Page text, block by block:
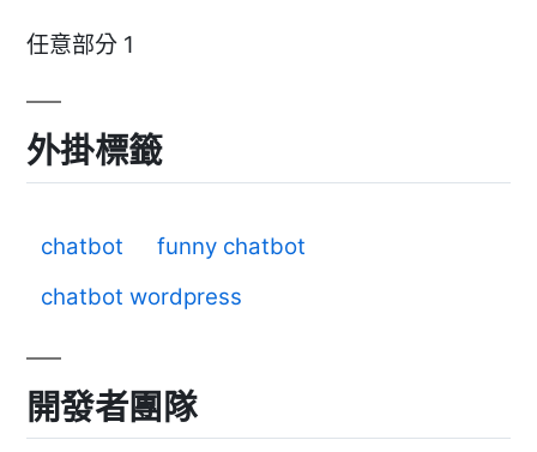
任意部分 1
外掛標籤
chatbot
funny chatbot
chatbot wordpress
開發者團隊